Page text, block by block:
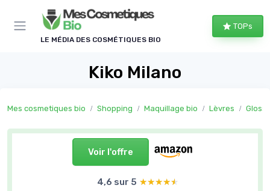
LE MÉDIA DES COSMÉTIQUES BIO
TOPs
Kiko Milano
Mes cosmetiques bio Shopping Maquillage bio Lèvres Gloss
Voir l'offre
4,6 sur 5 ★★★★★
★★★★★
Panneau de gestion des cookies